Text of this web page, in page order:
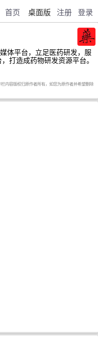
首页 桌面版 注册 登录
体平台，立足医药研发，服
打造成药物研发资源平台。
内容版权归原作者所有，如您为原作者并希望删除